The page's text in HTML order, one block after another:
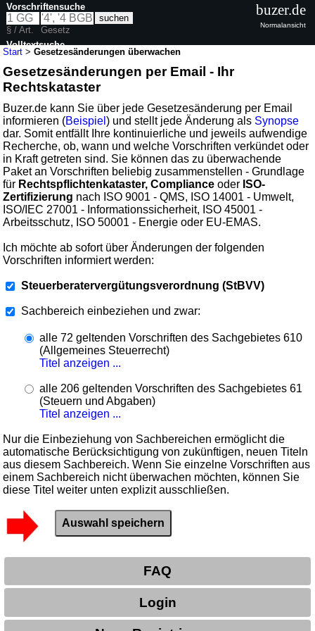
Start >Gesetzesänderungen überwachen
Gesetzesänderungen per Email - Ihr
Rechtskataster
Buzer.de kann Sie über jede Gesetzesänderung per Email
informieren (Beispiel) und stellt jede Änderung als Synopse
dar. Somit entfällt Ihre kontinuierliche und jeweils aufwendige
Recherche, ob, wann und welche Vorschriften verkündet oder
in Kraft getreten sind. Sie können das zu überwachende
Paket an Vorschriften beliebig zusammenstellen - Grundlage
für Rechtspflichtenkataster, Compliance oder ISO-
Zertifizierung nach ISO 9001 - QMS, ISO 14001 - Umwelt,
ISO/IEC 27001 - Informationssicherheit, ISO 45001 -
Arbeitsschutz, ISO 50001 - Energie oder EU-EMAS.
Ich möchte ab sofort über Änderungen der folgenden
Vorschriften informiert werden:
Steuerberatervergütungsverordnung (StBVV)
Sachbereich einbeziehen und zwar:
alle 72 geltenden Vorschriften des Sachgebietes 610
(Allgemeines Steuerrecht)
Titel anzeigen ...
alle 206 geltenden Vorschriften des Sachgebietes 61
(Steuern und Abgaben)
Titel anzeigen ...
Nur die Einbeziehung von Sachbereichen ermöglicht die
automatische Berücksichtigung von zukünftigen, neuen Titeln
aus diesem Sachbereich. Wenn Sie einzelne Vorschriften aus
einem Sachbereich nicht überwachen möchten, können Sie
diese Titel weiter unten explizit ausschließen.
FAQ
Login
Vorschriftensuche
§ / Art.
Gesetz
Volltextsuche
buzer.de
Normalansicht